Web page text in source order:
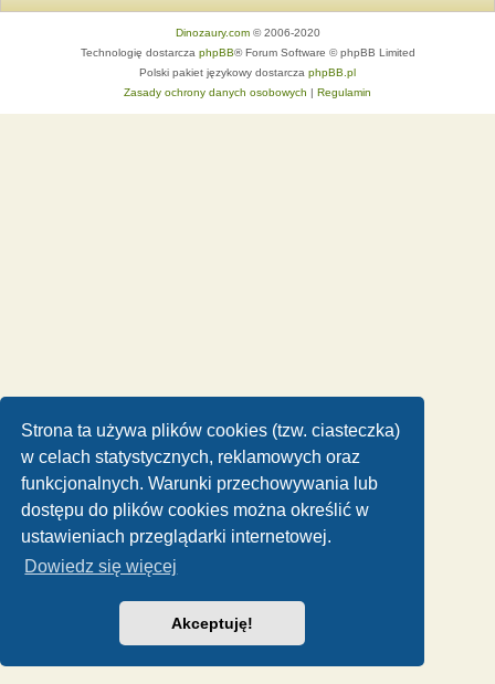
Strona ta używa plików cookies (tzw. ciasteczka)
w celach statystycznych, reklamowych oraz
funkcjonalnych. Warunki przechowywania lub
dostępu do plików cookies można określić w
ustawieniach przeglądarki internetowej.
Dowiedz się więcej
Akceptuję!
Dinozaury.com© 2006-2020
Technologię dostarcza phpBB® Forum Software © phpBB Limited
Polski pakiet językowy dostarcza phpBB.pl
Zasady ochrony danych osobowych | Regulamin